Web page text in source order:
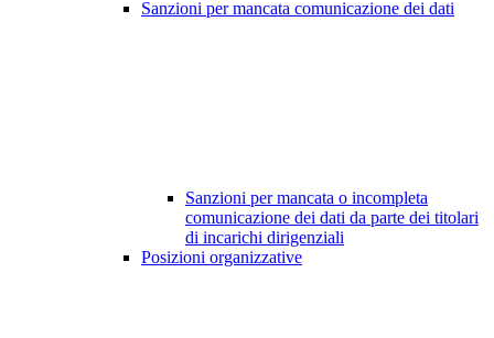
Sanzioni per mancata comunicazione dei dati
Sanzioni per mancata o incompleta
comunicazione dei dati da parte dei titolari
di incarichi dirigenziali
Posizioni organizzative